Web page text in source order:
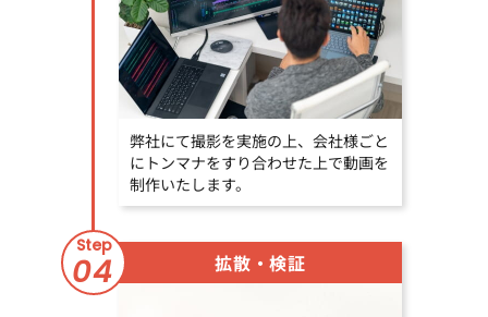
弊社にて撮影を実施の上、会社様ごと
にトンマナをすり合わせた上で動画を
制作いたします。
Step
04 拡散・検証